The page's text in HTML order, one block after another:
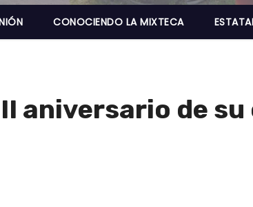
CONOCIENDO LA MIXTECA
aniversario de